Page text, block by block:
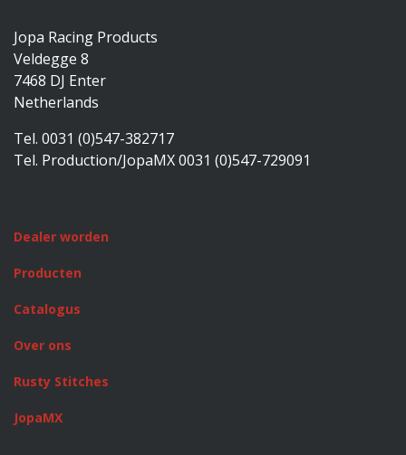
Jopa Racing Products
Veldegge 8
7468 DJ Enter
Netherlands
Tel. 0031 (0)547-382717
Tel. Production/JopaMX 0031 (0)547-729091
Dealer worden
Producten
Catalogus
Over ons
Rusty Stitches
JopaMX